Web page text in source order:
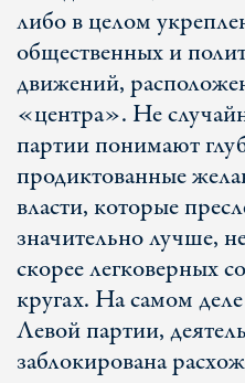
либо в целом
общественных и
движений,
«центра». Не
партии понимают
продиктованные
власти, которые
значительно лучше,
скорее легковерных
кругах. На самом
Левой партии,
заблокирована